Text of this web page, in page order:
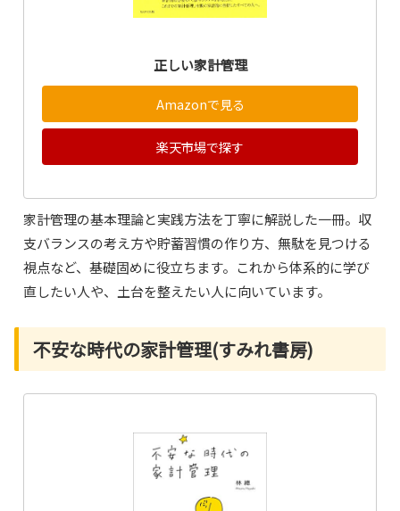
正しい家計管理
Amazonで見る
楽天市場で探す
家計管理の基本理論と実践方法を丁寧に解説した一冊。収
支バランスの考え方や貯蓄習慣の作り方、無駄を見つける
視点など、基礎固めに役立ちます。これから体系的に学び
直したい人や、土台を整えたい人に向いています。
不安な時代の家計管理(すみれ書房)